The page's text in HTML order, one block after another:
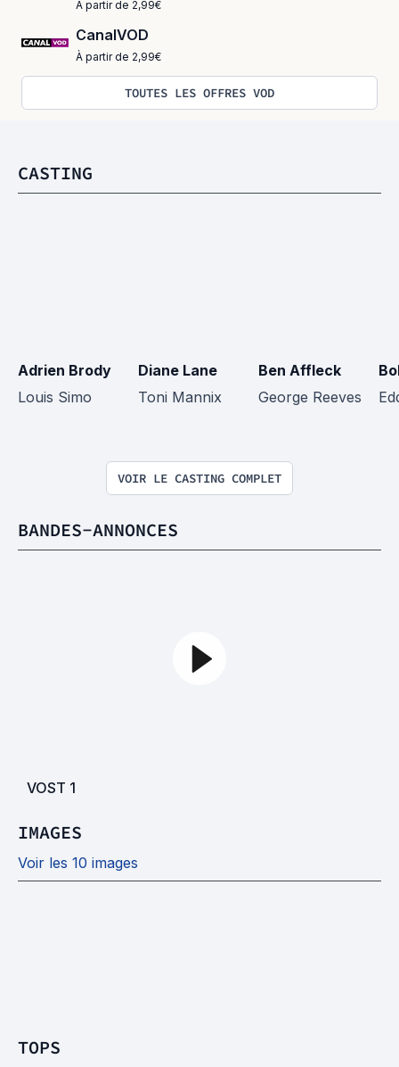
À partir de 2,99€
CanalVOD
À partir de 2,99€
TOUTES LES OFFRES VOD
CASTING
Adrien Brody
Louis Simo
Diane Lane
Toni Mannix
Ben Affleck
George Reeves
VOIR LE CASTING COMPLET
BANDES-ANNONCES
VOST 1
IMAGES
Voir les 10 images
TOPS